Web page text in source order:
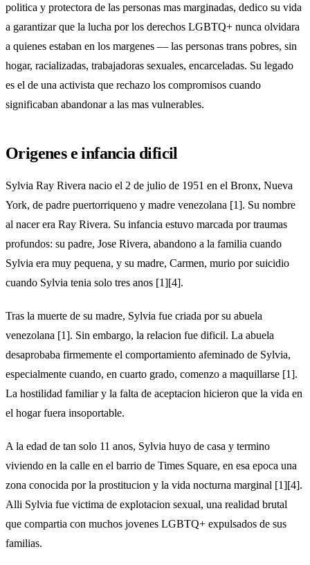
politica y protectora de las personas mas marginadas, dedico su vida
a garantizar que la lucha por los derechos LGBTQ+ nunca olvidara
a quienes estaban en los margenes — las personas trans pobres, sin
hogar, racializadas, trabajadoras sexuales, encarceladas. Su legado
es el de una activista que rechazo los compromisos cuando
significaban abandonar a las mas vulnerables.
Origenes e infancia dificil
Sylvia Ray Rivera nacio el 2 de julio de 1951 en el Bronx, Nueva
York, de padre puertorriqueno y madre venezolana [1]. Su nombre
al nacer era Ray Rivera. Su infancia estuvo marcada por traumas
profundos: su padre, Jose Rivera, abandono a la familia cuando
Sylvia era muy pequena, y su madre, Carmen, murio por suicidio
cuando Sylvia tenia solo tres anos [1][4].
Tras la muerte de su madre, Sylvia fue criada por su abuela
venezolana [1]. Sin embargo, la relacion fue dificil. La abuela
desaprobaba firmemente el comportamiento afeminado de Sylvia,
especialmente cuando, en cuarto grado, comenzo a maquillarse [1].
La hostilidad familiar y la falta de aceptacion hicieron que la vida en
el hogar fuera insoportable.
A la edad de tan solo 11 anos, Sylvia huyo de casa y termino
viviendo en la calle en el barrio de Times Square, en esa epoca una
zona conocida por la prostitucion y la vida nocturna marginal [1][4].
Alli Sylvia fue victima de explotacion sexual, una realidad brutal
que compartia con muchos jovenes LGBTQ+ expulsados de sus
familias.